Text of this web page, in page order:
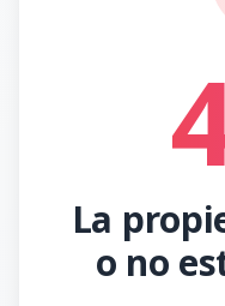
La
o no